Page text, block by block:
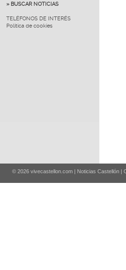
» BUSCAR NOTICIAS
TELÉFONOS DE INTERÉS
Política de cookies
© 2026 vivecastellon.com | Noticias Castellón |